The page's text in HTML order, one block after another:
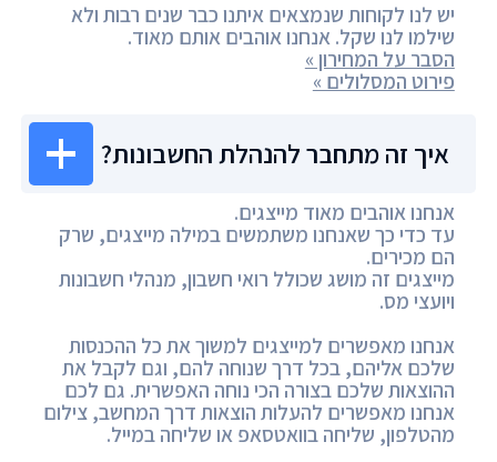
יש לנו לקוחות שנמצאים איתנו כבר שנים רבות ולא
שילמו לנו שקל. אנחנו אוהבים אותם מאוד.
הסבר על המחירון »
פירוט המסלולים »
איך זה מתחבר להנהלת החשבונות?
אנחנו אוהבים מאוד מייצגים.
עד כדי כך שאנחנו משתמשים במילה מייצגים, שרק
הם מכירים.
מייצגים זה מושג שכולל רואי חשבון, מנהלי חשבונות
ויועצי מס.
אנחנו מאפשרים למייצגים למשוך את כל ההכנסות
שלכם אליהם, בכל דרך שנוחה להם, וגם לקבל את
ההוצאות שלכם בצורה הכי נוחה האפשרית. גם לכם
אנחנו מאפשרים להעלות הוצאות דרך המחשב, צילום
מהטלפון, שליחה בוואטסאפ או שליחה במייל.